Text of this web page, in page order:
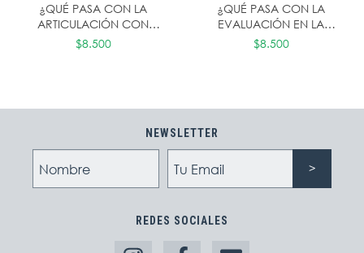
¿QUÉ PASA CON LA
ARTICULACIÓN CON
PRIMARIA EN LA EDUCACIÓN
INICIAL?
$8.500
¿QUÉ PASA CON LA
EVALUACIÓN EN LA
EDUCACIÓN INICIAL?
$8.500
NEWSLETTER
REDES SOCIALES